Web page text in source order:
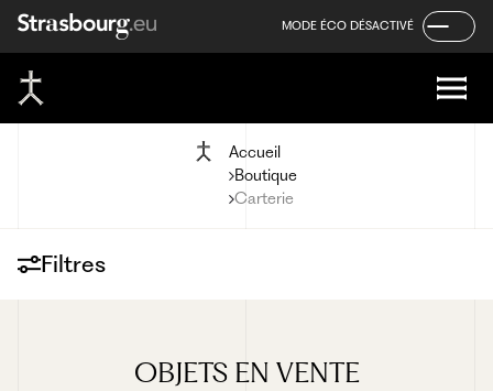
Aller
au
contenu
Aller
au
menu
Aller
au
pied
de
page
MODE ÉCO DÉSACTIVÉ
Accueil
Boutique
Carterie
Filtres
OBJETS EN VENTE
Panneau de gestion des cookies